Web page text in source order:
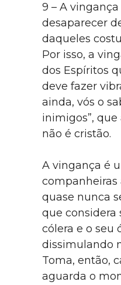
9 – A
desaparecer
daqueles
Por isso, a
dos Espíritos
deve fazer
ainda, vós o
inimigos”,
não é cristão.
A vingança é
companheiras
quase nunca
que considera
cólera e o seu
dissimulando
Toma, então,
aguarda o